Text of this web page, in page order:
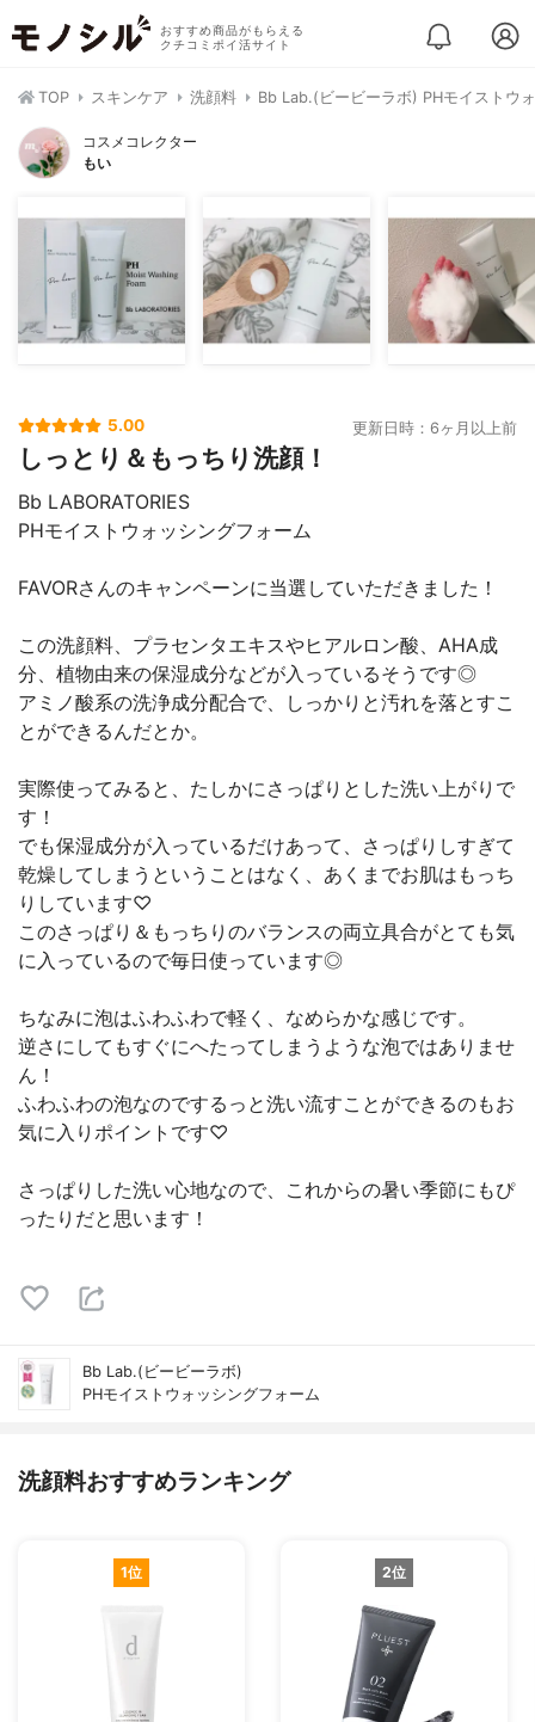
おすすめ商品がもらえる
クチコミポイ活サイト
TOP スキンケア 洗顔料 Bb Lab.(ビービーラボ) PHモイストウ
コスメコレクター
もい
5.00 更新日時：6ヶ月以上前
しっとり＆もっちり洗顔！
Bb LABORATORIES
PHモイストウォッシングフォーム
FAVORさんのキャンペーンに当選していただきました！
この洗顔料、プラセンタエキスやヒアルロン酸、AHA成
分、植物由来の保湿成分などが入っているそうです◎
アミノ酸系の洗浄成分配合で、しっかりと汚れを落とすこ
とができるんだとか。
実際使ってみると、たしかにさっぱりとした洗い上がりで
す！
でも保湿成分が入っているだけあって、さっぱりしすぎて
乾燥してしまうということはなく、あくまでお肌はもっち
りしています♡
このさっぱり＆もっちりのバランスの両立具合がとても気
に入っているので毎日使っています◎
ちなみに泡はふわふわで軽く、なめらかな感じです。
逆さにしてもすぐにへたってしまうような泡ではありませ
ん！
ふわふわの泡なのでするっと洗い流すことができるのもお
気に入りポイントです♡
さっぱりした洗い心地なので、これからの暑い季節にもぴ
ったりだと思います！
Bb Lab.(ビービーラボ)
PHモイストウォッシングフォーム
洗顔料おすすめランキング
1位 2位